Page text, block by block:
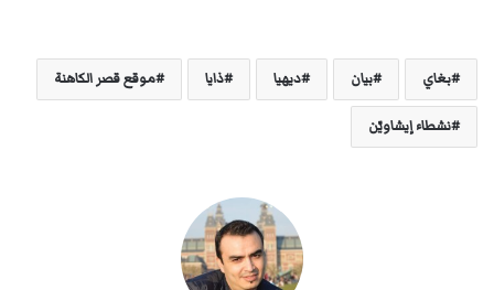
بغاي بيان ديهيا ذايا موقع قصر الكاهنة
نشطاء إيشاويّن